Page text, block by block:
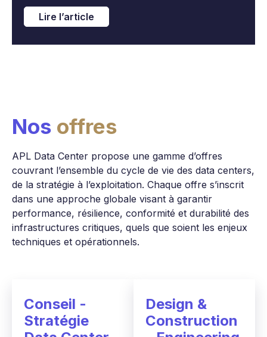
Lire l’article
Nos offres
APL Data Center propose une gamme d’offres
couvrant l’ensemble du cycle de vie des data centers,
de la stratégie à l’exploitation. Chaque offre s’inscrit
dans une approche globale visant à garantir
performance, résilience, conformité et durabilité des
infrastructures critiques, quels que soient les enjeux
techniques et opérationnels.
Conseil -
Stratégie
Design &
Construction